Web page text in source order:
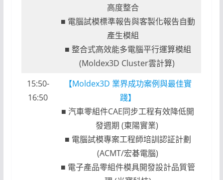
高度整合
■ 電腦試模標準報告與客製化報告自動
產生模組
■ 整合式高效能多電腦平行運算模組
(Moldex3D Cluster雲計算)
15:50-
16:50
【Moldex3D 業界成功案例與最佳實
踐】
■ 汽車零組件CAE同步工程有效降低開
發週期 (東陽實業)
■ 電腦試模專案工程師培訓認証計劃
(ACMT/宏碁電腦)
■ 電子產品零組件模具開發設計品質管